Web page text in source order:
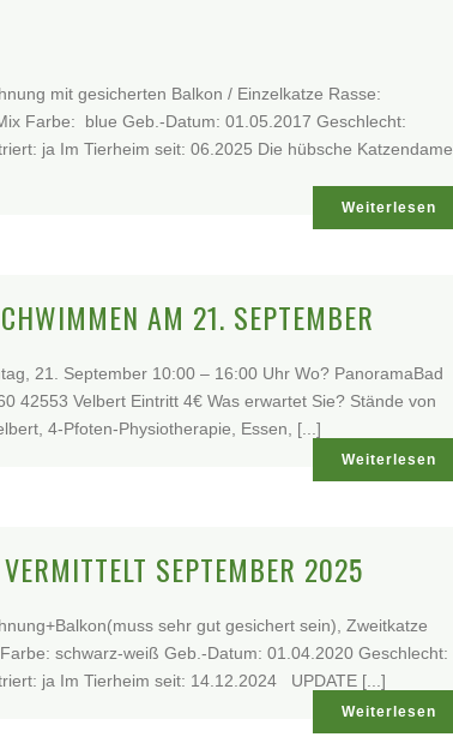
mit gesicherten Balkon / Einzelkatze Rasse:
Farbe: blue Geb.-Datum: 01.05.2017 Geschlecht:
ja Im Tierheim seit: 06.2025 Die hübsche Katzendame
Weiterlesen
AM 21. SEPTEMBER
21. September 10:00 – 16:00 Uhr Wo? PanoramaBad
42553 Velbert Eintritt 4€ Was erwartet Sie? Stände von
4-Pfoten-Physiotherapie, Essen, [...]
Weiterlesen
SEPTEMBER 2025
sehr gut gesichert sein), Zweitkatze
schwarz-weiß Geb.-Datum: 01.04.2020 Geschlecht:
ja Im Tierheim seit: 14.12.2024 UPDATE [...]
Weiterlesen